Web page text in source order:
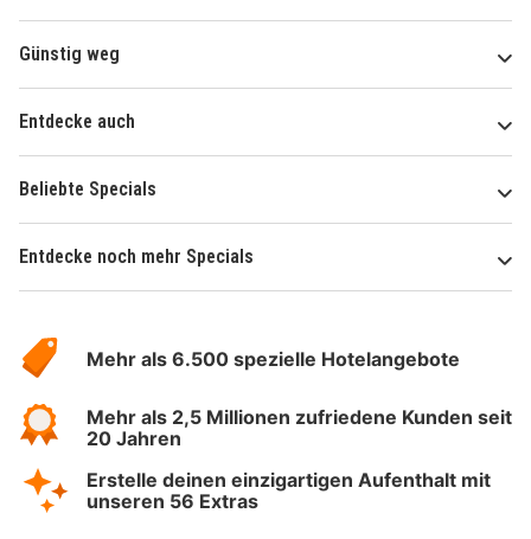
Günstig weg
Entdecke auch
Beliebte Specials
Entdecke noch mehr Specials
Hotelspecials
Mehr als 6.500 spezielle Hotelangebote
Mehr als 2,5 Millionen zufriedene Kunden seit
20 Jahren
Erstelle deinen einzigartigen Aufenthalt mit
unseren 56 Extras